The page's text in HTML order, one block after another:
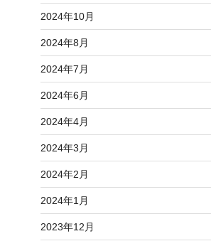
2024年10月
2024年8月
2024年7月
2024年6月
2024年4月
2024年3月
2024年2月
2024年1月
2023年12月